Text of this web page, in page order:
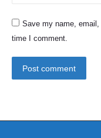
Save my name,
time I comment.
Post comment